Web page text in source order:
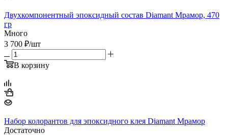
Двухкомпонентный эпоксидный состав Diamant Мрамор, 470
гр
Много
3 700 ₽/шт
В корзину
Набор колорантов для эпоксидного клея Diamant Мрамор
Достаточно